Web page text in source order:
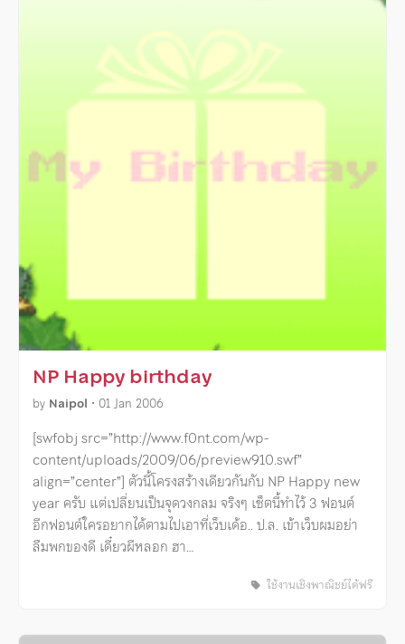
NP Happy birthday
by Naipol • 01 Jan 2006
[swfobj src=”http://www.f0nt.com/wp-
content/uploads/2009/06/preview910.swf”
align=”center”] ตัวนี้โครงสร้างเดียวกันกับ NP Happy new
year ครับ แต่เปลี่ยนเป็นจุดวงกลม จริงๆ เซ็ตนี้ทำไว้ 3 ฟอนต์
อีกฟอนต์ใครอยากได้ตามไปเอาที่เว็บเด้อ.. ป.ล. เข้าเว็บผมอย่า
ลืมพกของดี เดี๋ยวผีหลอก ฮา…
ใช้งานเชิงพาณิชย์ได้ฟรี